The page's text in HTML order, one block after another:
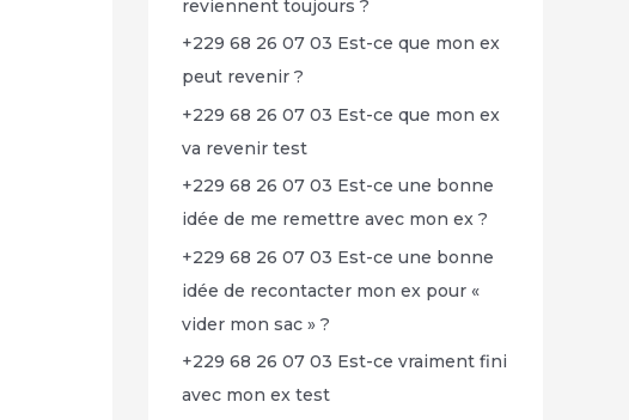
reviennent toujours ?
+229 68 26 07 03 Est-ce que mon ex
peut revenir ?
+229 68 26 07 03 Est-ce que mon ex
va revenir test
+229 68 26 07 03 Est-ce une bonne
idée de me remettre avec mon ex ?
+229 68 26 07 03 Est-ce une bonne
idée de recontacter mon ex pour «
vider mon sac » ?
+229 68 26 07 03 Est-ce vraiment fini
avec mon ex test